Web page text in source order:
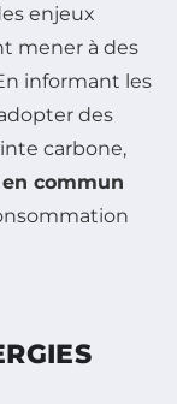
enjeux
mener à des
informant les
des
carbone,
commun